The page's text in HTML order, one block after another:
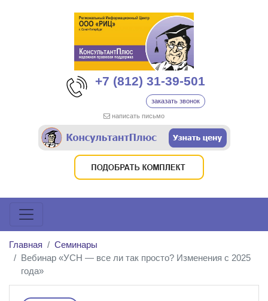
+7 (812) 31-39-501
заказать звонок
написать письмо
Главная
Семинары
Вебинар «УСН — все ли так просто? Изменения с 2025
года»